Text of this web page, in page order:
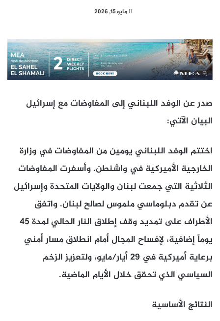
مايو 15, 2026
صدر عن الوفد اللبناني إلى المفاوضات مع إسرائيل
البيان الآتي:
اختتم الوفد اللبناني يومين من المفاوضات في وزارة
الخارجية الأميركية في واشنطن. وأسفرت المفاوضات
الثلاثية التي جمعت لبنان والولايات المتحدة وإسرائيل
عن تقدم دبلوماسي ملموس لصالح لبنان. واتفق
الأطراف على تمديد وقف إطلاق النار الحالي لمدة 45
يوماً إضافية، لإفساح المجال أمام انطلاق مسار أمني
برعاية أميركية في 29 أيار/مايو، ولتعزيز الزخم
السياسي الذي تحقق خلال الأيام الماضية.
النتائج الأساسية